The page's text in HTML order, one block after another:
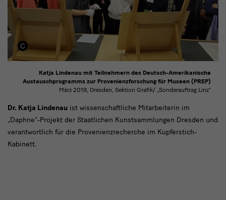
Dr.
Katja
Lindenau
Dr. Katja Lindenau ist wissenschaftliche Mitarbeiterin im
„Daphne“-Projekt der Staatlichen Kunstsammlungen Dresden und
verantwortlich für die Provenienzrecherche im Kupferstich-
Kabinett.
Katja Lindenau mit Teilnehmern des Deutsch-Amerikanische
Austauschprogramms zur Provenienzforschung für Museen (PREP)
März 2019, Dresden, Sektion Grafik/ „Sonderauftrag Linz“